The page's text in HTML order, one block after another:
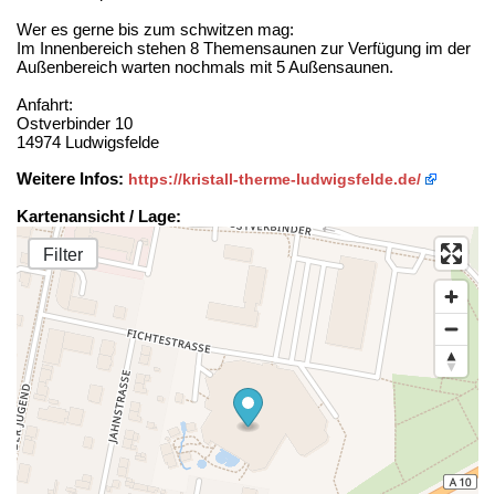
Wer es gerne bis zum schwitzen mag:
Im Innenbereich stehen 8 Themensaunen zur Verfügung im der
Außenbereich warten nochmals mit 5 Außensaunen.
Anfahrt:
Ostverbinder 10
14974 Ludwigsfelde
Weitere Infos: https://kristall-therme-ludwigsfelde.de/
Kartenansicht / Lage:
Filter